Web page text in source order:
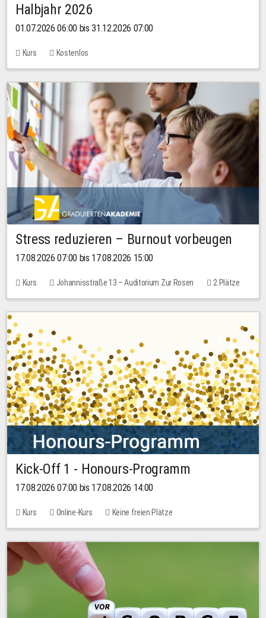
Halbjahr 2026
01.07.2026 06:00 bis 31.12.2026 07:00
Kurs Kostenlos
Stress reduzieren – Burnout vorbeugen
17.08.2026 07:00 bis 17.08.2026 15:00
Kurs Johannisstraße 13 – Auditorium Zur Rosen
2 Plätze
10,00 EUR
Kick-Off 1 - Honours-Programm
17.08.2026 07:00 bis 17.08.2026 14:00
Kurs Online-Kurs Keine freien Plätze